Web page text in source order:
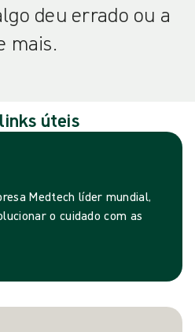
deu errado ou a
mais.
úteis
Medtech líder mundial,
o cuidado com as